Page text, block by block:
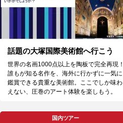
話題の大塚国際美術館へ行こう
世界の名画1000点以上を陶板で完全再現！
誰もが知る名作を、海外に行かずに一気に
鑑賞できる貴重な美術館。ここでしか味わ
えない、圧巻のアート体験を楽しもう。
国内ツアー